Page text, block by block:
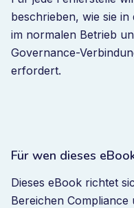
beschrieben, wie sie
im normalen Betrieb
Governance-
erfordert.
Für wen dieses
Dieses eBook richtet
Bereichen Compliance